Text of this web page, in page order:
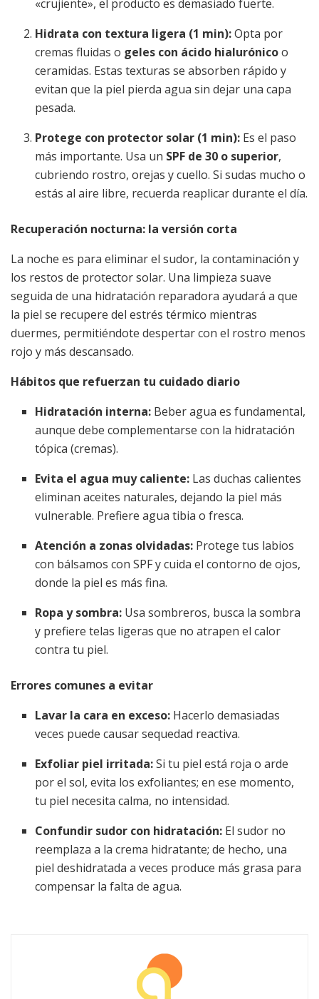
«crujiente», el producto es demasiado fuerte.
Hidrata con textura ligera (1 min):Opta por
cremas fluidas o geles con ácido hialurónicoo
ceramidas. Estas texturas se absorben rápido y
evitan que la piel pierda agua sin dejar una capa
pesada.
Protege con protector solar (1 min): Es el paso
más importante. Usa un SPF de 30 o superior,
cubriendo rostro, orejas y cuello. Si sudas mucho o
estás al aire libre, recuerda reaplicar durante el día.
Recuperación nocturna: la versión corta
La noche es para eliminar el sudor, la contaminación y
los restos de protector solar. Una limpieza suave
seguida de una hidratación reparadora ayudará a que
la piel se recupere del estrés térmico mientras
duermes, permitiéndote despertar con el rostro menos
rojo y más descansado.
Hábitos que refuerzan tu cuidado diario
Hidratación interna: Beber agua es fundamental,
aunque debe complementarse con la hidratación
tópica (cremas).
Evita el agua muy caliente: Las duchas calientes
eliminan aceites naturales, dejando la piel más
vulnerable. Prefiere agua tibia o fresca.
Atención a zonas olvidadas: Protege tus labios
con bálsamos con SPF y cuida el contorno de ojos,
donde la piel es más fina.
Ropa y sombra: Usa sombreros, busca la sombra
y prefiere telas ligeras que no atrapen el calor
contra tu piel.
Errores comunes a evitar
Lavar la cara en exceso: Hacerlo demasiadas
veces puede causar sequedad reactiva.
Exfoliar piel irritada:Si tu piel está roja o arde
por el sol, evita los exfoliantes; en ese momento,
tu piel necesita calma, no intensidad.
Confundir sudor con hidratación: El sudor no
reemplaza a la crema hidratante; de hecho, una
piel deshidratada a veces produce más grasa para
compensar la falta de agua.